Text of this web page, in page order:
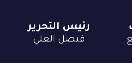
رئيس التحرير
فيصل العلي